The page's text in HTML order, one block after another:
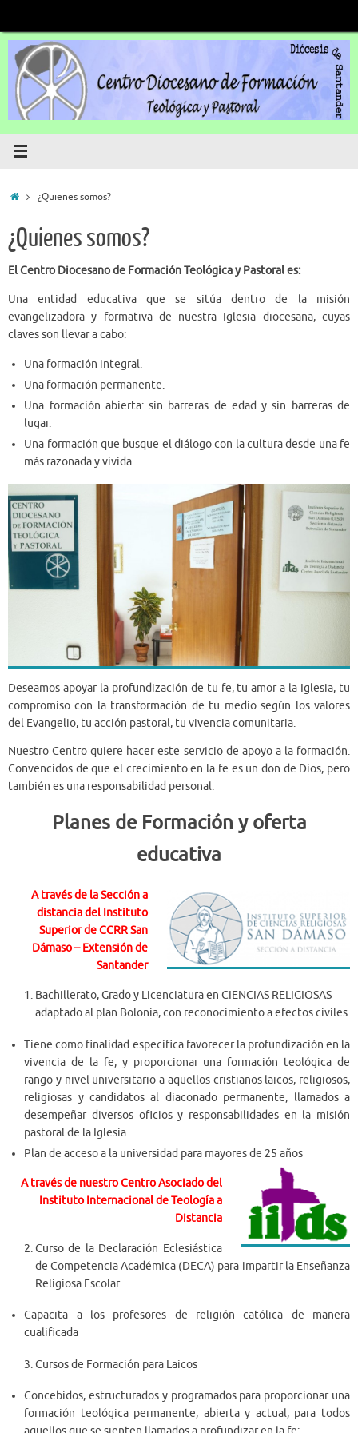
contenido
Inicio¿Quienes somos?
¿Quienes somos?
El Centro Diocesano de Formación Teológica y Pastoral es:
Una entidad educativa que se sitúa dentro de la misión
evangelizadora y formativa de nuestra Iglesia diocesana, cuyas
claves son llevar a cabo:
Una formación integral.
Una formación permanente.
Una formación abierta: sin barreras de edad y sin barreras de
lugar.
Una formación que busque el diálogo con la cultura desde una fe
más razonada y vivida.
Deseamos apoyar la profundización de tu fe, tu amor a la Iglesia, tu
compromiso con la transformación de tu medio según los valores
del Evangelio, tu acción pastoral, tu vivencia comunitaria.
Nuestro Centro quiere hacer este servicio de apoyo a la formación.
Convencidos de que el crecimiento en la fe es un don de Dios, pero
también es una responsabilidad personal.
Planes de Formación y oferta
educativa
A través de la Sección a
distancia del Instituto
Superior de CCRR San
Dámaso – Extensión de
Santander
Bachillerato, Grado y Licenciatura en CIENCIAS RELIGIOSAS
adaptado al plan Bolonia, con reconocimiento a efectos civiles.
Tiene como finalidad específica favorecer la profundización en la
vivencia de la fe, y proporcionar una formación teológica de
rango y nivel universitario a aquellos cristianos laicos, religiosos,
religiosas y candidatos al diaconado permanente, llamados a
desempeñar diversos oficios y responsabilidades en la misión
pastoral de la Iglesia.
Plan de acceso a la universidad para mayores de 25 años
A través de nuestro Centro Asociado del
Instituto Internacional de Teología a
Distancia
Curso de la Declaración Eclesiástica
de Competencia Académica (DECA) para impartir la Enseñanza
Religiosa Escolar.
Capacita a los profesores de religión católica de manera
cualificada
Cursos de Formación para Laicos
Concebidos, estructurados y programados para proporcionar una
formación teológica permanente, abierta y actual, para todos